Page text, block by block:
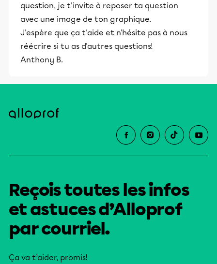
éducative.
question, je t'invite à reposer ta question
avec une image de ton graphique.
J'espère que ça t'aide et n'hésite pas à nous
réécrire si tu as d'autres questions!
Anthony B.
Reçois toutes les infos
et astuces d’Alloprof
par courriel.
Ça va t’aider, promis!